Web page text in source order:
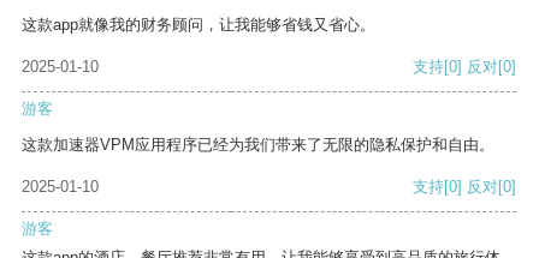
这款app就像我的财务顾问，让我能够省钱又省心。
2025-01-10 支持[0] 反对[0]
游客
这款加速器VPM应用程序已经为我们带来了无限的隐私保护和自由。
2025-01-10 支持[0] 反对[0]
游客